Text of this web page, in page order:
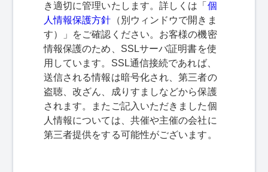
き適切に管理いたします。詳しくは「 個
人情報保護方針 （別ウィンドウで開きま
す）」をご確認ください。お客様の機密
情報保護のため、SSLサーバ証明書を使
用しています。SSL通信接続であれば、
送信される情報は暗号化され、第三者の
盗聴、改ざん、成りすましなどから保護
されます。またご記入いただきました個
人情報については、共催や主催の会社に
第三者提供をする可能性がございます。